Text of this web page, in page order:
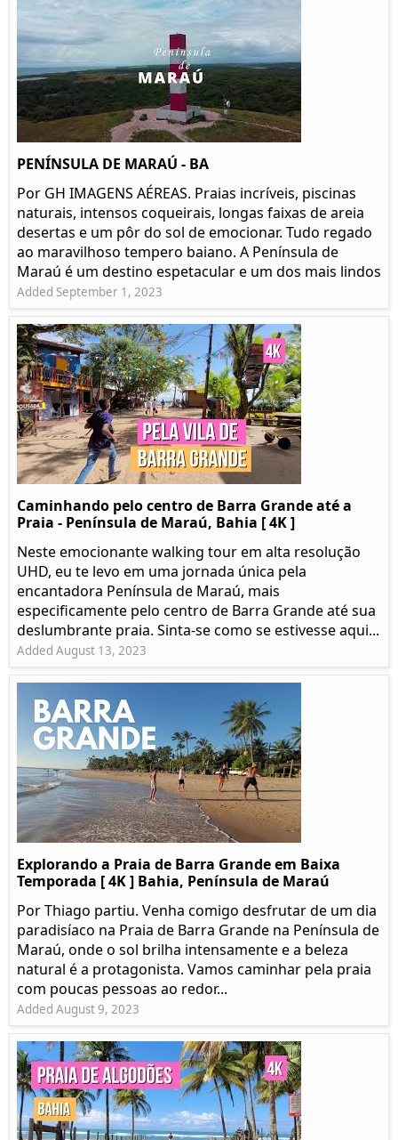
PENÍNSULA DE MARAÚ - BA
Por GH IMAGENS AÉREAS. Praias incríveis, piscinas
naturais, intensos coqueirais, longas faixas de areia
desertas e um pôr do sol de emocionar. Tudo regado
ao maravilhoso tempero baiano. A Península de
Maraú é um destino espetacular e um dos mais lindos
Added September 1, 2023
Caminhando pelo centro de Barra Grande até a
Praia - Península de Maraú, Bahia [ 4K ]
Neste emocionante walking tour em alta resolução
UHD, eu te levo em uma jornada única pela
encantadora Península de Maraú, mais
especificamente pelo centro de Barra Grande até sua
deslumbrante praia. Sinta-se como se estivesse aqui...
Added August 13, 2023
Explorando a Praia de Barra Grande em Baixa
Temporada [ 4K ] Bahia, Península de Maraú
Por Thiago partiu. Venha comigo desfrutar de um dia
paradisíaco na Praia de Barra Grande na Península de
Maraú, onde o sol brilha intensamente e a beleza
natural é a protagonista. Vamos caminhar pela praia
com poucas pessoas ao redor...
Added August 9, 2023